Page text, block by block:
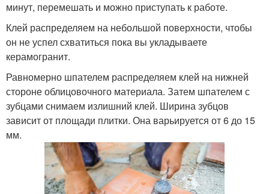
минут, перемешать и можно приступать к работе.
Клей распределяем на небольшой поверхности, чтобы
он не успел схватиться пока вы укладываете
керамогранит.
Равномерно шпателем распределяем клей на нижней
стороне облицовочного материала. Затем шпателем с
зубцами снимаем излишний клей. Ширина зубцов
зависит от площади плитки. Она варьируется от 6 до 15
мм.